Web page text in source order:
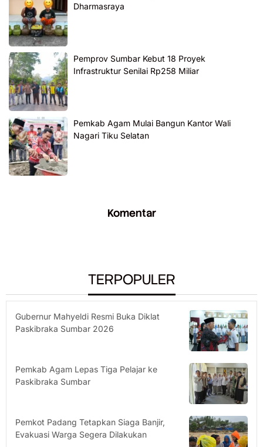
Dharmasraya
Pemprov Sumbar Kebut 18 Proyek
Infrastruktur Senilai Rp258 Miliar
Pemkab Agam Mulai Bangun Kantor Wali
Nagari Tiku Selatan
Komentar
TERPOPULER
Gubernur Mahyeldi Resmi Buka Diklat
Paskibraka Sumbar 2026
Pemkab Agam Lepas Tiga Pelajar ke
Paskibraka Sumbar
Pemkot Padang Tetapkan Siaga Banjir,
Evakuasi Warga Segera Dilakukan